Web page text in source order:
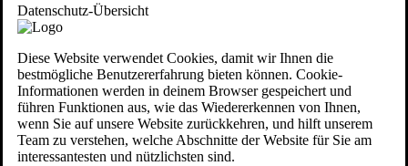
Datenschutz-Übersicht
Diese Website verwendet Cookies, damit wir Ihnen die
bestmögliche Benutzererfahrung bieten können. Cookie-
Informationen werden in deinem Browser gespeichert und
führen Funktionen aus, wie das Wiedererkennen von Ihnen,
wenn Sie auf unsere Website zurückkehren, und hilft unserem
Team zu verstehen, welche Abschnitte der Website für Sie am
interessantesten und nützlichsten sind.